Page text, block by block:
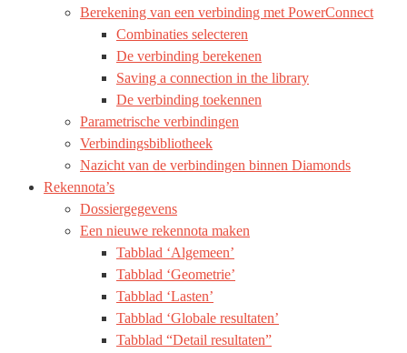
Berekening van een verbinding met PowerConnect
Combinaties selecteren
De verbinding berekenen
Saving a connection in the library
De verbinding toekennen
Parametrische verbindingen
Verbindingsbibliotheek
Nazicht van de verbindingen binnen Diamonds
Rekennota’s
Dossiergegevens
Een nieuwe rekennota maken
Tabblad ‘Algemeen’
Tabblad ‘Geometrie’
Tabblad ‘Lasten’
Tabblad ‘Globale resultaten’
Tabblad “Detail resultaten”